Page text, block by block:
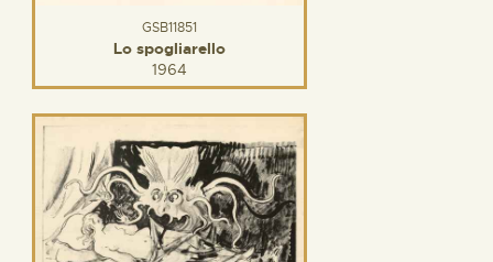
GSB11851
Lo spogliarello
1964